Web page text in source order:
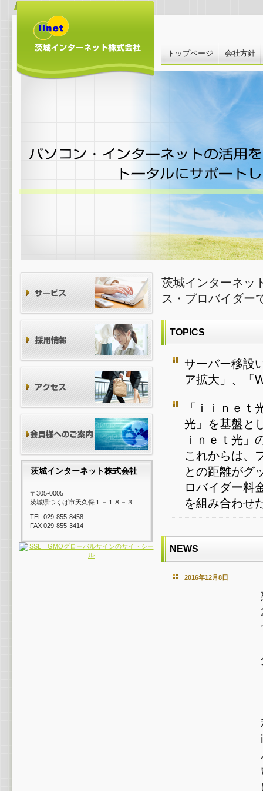
茨城インターネッ
ス・プロバイダー
TOPICS
サーバー移設
ア拡大」、「
「ｉｉｎｅ
光」を基盤と
ｉｎｅｔ光」
これからは、
との距離がグ
ロバイダー料
を組み合わせ
NEWS
2016年12月8日
トップページ 会社方針
茨城インターネット株式会社
〒305-0005
茨城県つくば市天久保１－１８－３
TEL 029-855-8458
FAX 029-855-3414